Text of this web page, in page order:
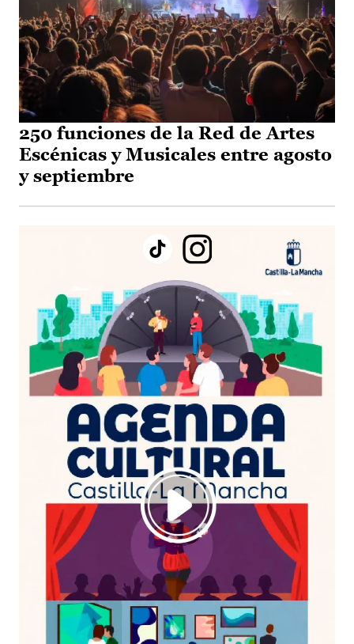
250 funciones de la Red de Artes
Escénicas y Musicales entre agosto
y septiembre